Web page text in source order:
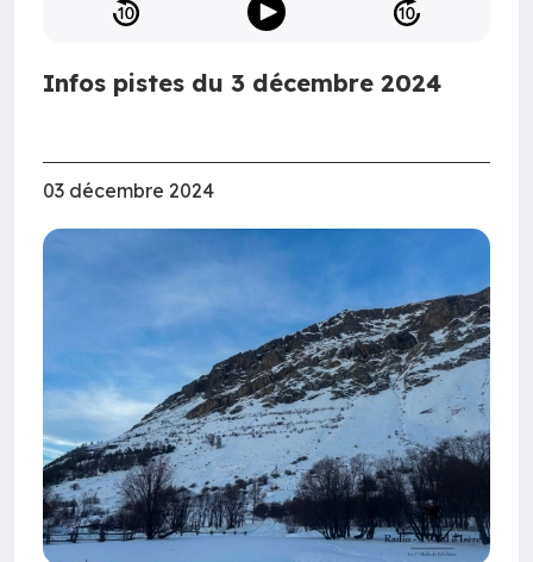
Infos pistes du 3 décembre 2024
03 décembre 2024